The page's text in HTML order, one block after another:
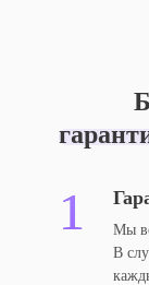
Мы
В